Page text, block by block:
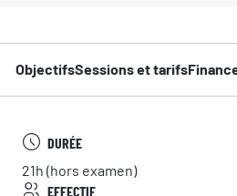
ObjectifsSessions et tarifs
DURÉE
21h (hors examen)
EFFECTIF